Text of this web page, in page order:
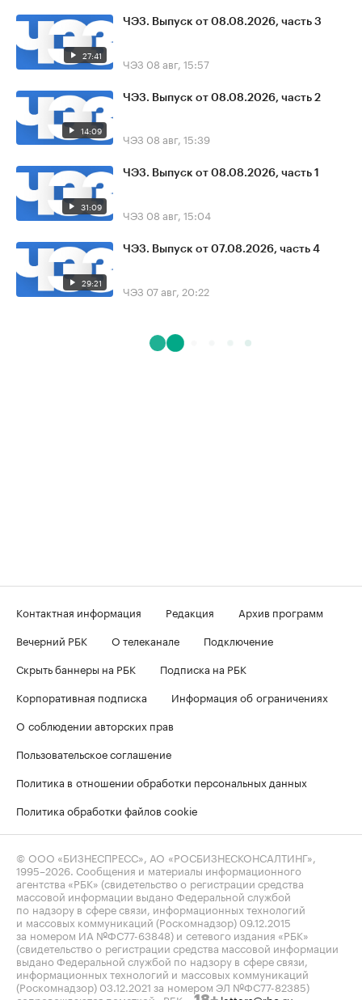
27:41
ЧЭЗ. Выпуск от 08.08.2026, часть 3
ЧЭЗ 08 авг, 15:57
14:09
ЧЭЗ. Выпуск от 08.08.2026, часть 2
ЧЭЗ 08 авг, 15:39
31:09
ЧЭЗ. Выпуск от 08.08.2026, часть 1
ЧЭЗ 08 авг, 15:04
29:21
ЧЭЗ. Выпуск от 07.08.2026, часть 4
ЧЭЗ 07 авг, 20:22
Контактная информация Редакция
Архив программ
Вечерний РБК
О телеканале
Подключение
Скрыть баннеры на РБК
Подписка на РБК
Корпоративная подписка
Информация об ограничениях
О соблюдении авторских прав
Пользовательское соглашение
Политика в отношении обработки персональных данных
Политика обработки файлов cookie
© ООО «БИЗНЕСПРЕСС», АО «РОСБИЗНЕСКОНСАЛТИНГ»,
1995–2026 . Сообщения и материалы информационного
агентства «РБК» (свидетельство о регистрации средства
массовой информации выдано Федеральной службой
по надзору в сфере связи, информационных технологий
и массовых коммуникаций (Роскомнадзор) 09.12.2015
за номером ИА №ФС77-63848) и сетевого издания «РБК»
(свидетельство о регистрации средства массовой информации
выдано Федеральной службой по надзору в сфере связи,
информационных технологий и массовых коммуникаций
(Роскомнадзор) 03.12.2021 за номером ЭЛ №ФС77-82385)